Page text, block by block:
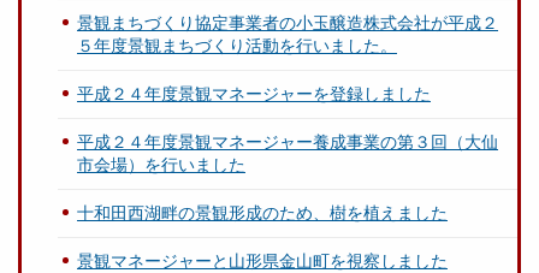
景観まちづくり協定事業者の小玉醸造株式会社が平成２
５年度景観まちづくり活動を行いました。
平成２４年度景観マネージャーを登録しました
平成２４年度景観マネージャー養成事業の第３回（大仙
市会場）を行いました
十和田西湖畔の景観形成のため、樹を植えました
景観マネージャーと山形県金山町を視察しました